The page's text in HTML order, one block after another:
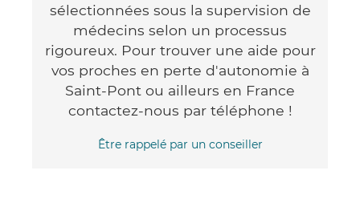
sélectionnées sous la supervision de
médecins selon un processus
rigoureux. Pour trouver une aide pour
vos proches en perte d'autonomie à
Saint-Pont ou ailleurs en France
contactez-nous par téléphone !
Être rappelé par un conseiller